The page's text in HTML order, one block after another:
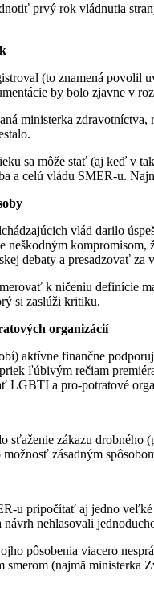
prvý rok vládnutia
(to znamená povolil
by bolo zjavne v
ministerka zdravotníctva,
sa môže stať (aj keď v
a celú vládu SMER-u.
vlád darilo
neškodným
debaty a presadzovať
k ničeniu definície
si zaslúži kritiku.
organizácií
aktívne finančne
ľúbivým rečiam
LGBTI a pro-potratové
sťaženie zákazu drobného
zásadným
u pripočítať aj jedno veľké
nehlasovali
pôsobenia viacero
smerom (najmä ministerka